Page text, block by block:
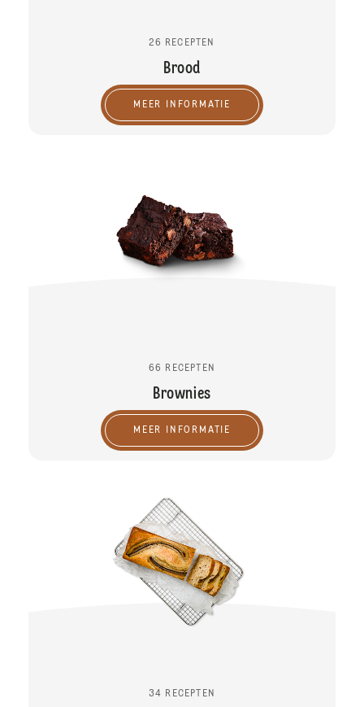
26 RECEPTEN
Brood
MEER INFORMATIE
66 RECEPTEN
Brownies
MEER INFORMATIE
34 RECEPTEN